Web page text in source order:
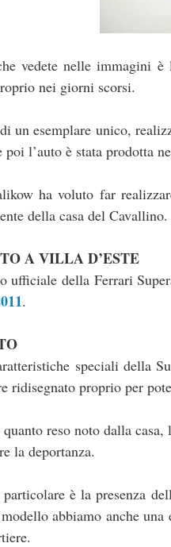
vedete nelle immagini è
nei giorni scorsi.
un esemplare unico,
poi l’auto è stata prodotta
ha voluto far
della casa del Cavallino.
A VILLA D’ESTE
ufficiale della Ferrari
.
speciali della
ridisegnato proprio per
quanto reso noto dalla
la deportanza.
è la presenza
abbiamo anche